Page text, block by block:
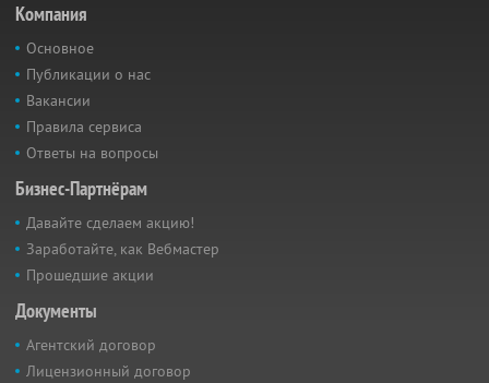
Компания
Основное
Публикации о нас
Вакансии
Правила сервиса
Ответы на вопросы
Бизнес-Партнёрам
Давайте сделаем акцию!
Заработайте, как Вебмастер
Прошедшие акции
Документы
Агентский договор
Лицензионный договор